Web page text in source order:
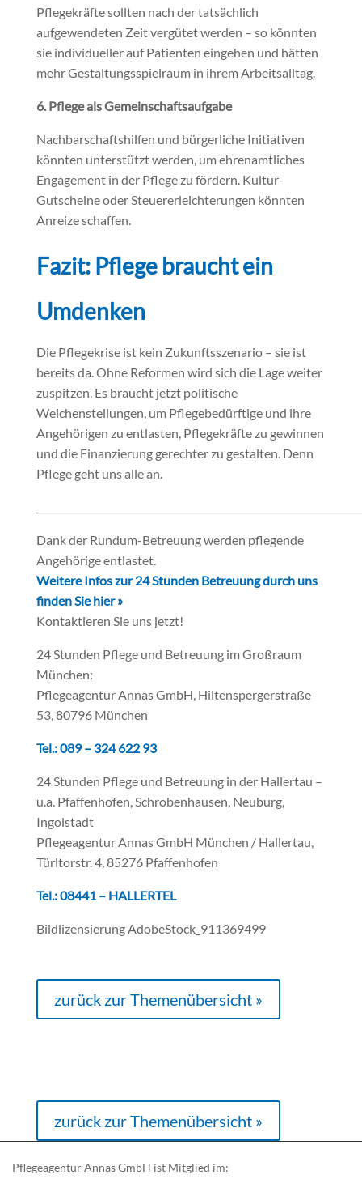
Pflegekräfte sollten nach der tatsächlich
aufgewendeten Zeit vergütet werden – so könnten
sie individueller auf Patienten eingehen und hätten
mehr Gestaltungsspielraum in ihrem Arbeitsalltag.
6. Pflege als Gemeinschaftsaufgabe
Nachbarschaftshilfen und bürgerliche Initiativen
könnten unterstützt werden, um ehrenamtliches
Engagement in der Pflege zu fördern. Kultur-
Gutscheine oder Steuererleichterungen könnten
Anreize schaffen.
Fazit: Pflege braucht ein
Umdenken
Die Pflegekrise ist kein Zukunftsszenario – sie ist
bereits da. Ohne Reformen wird sich die Lage weiter
zuspitzen. Es braucht jetzt politische
Weichenstellungen, um Pflegebedürftige und ihre
Angehörigen zu entlasten, Pflegekräfte zu gewinnen
und die Finanzierung gerechter zu gestalten. Denn
Pflege geht uns alle an.
Dank der Rundum-Betreuung werden pflegende
Angehörige entlastet.
Weitere Infos zur 24 Stunden Betreuung durch uns
finden Sie hier »
Kontaktieren Sie uns jetzt!
24 Stunden Pflege und Betreuung im Großraum
München:
Pflegeagentur Annas GmbH, Hiltenspergerstraße
53, 80796 München
Tel.: 089 – 324 622 93
24 Stunden Pflege und Betreuung in der Hallertau –
u.a. Pfaffenhofen, Schrobenhausen, Neuburg,
Ingolstadt
Pflegeagentur Annas GmbH München / Hallertau,
Türltorstr. 4, 85276 Pfaffenhofen
Tel.: 08441 – HALLERTEL
Bildlizensierung AdobeStock_911369499
zurück zur Themenübersicht »
zurück zur Themenübersicht »
Pflegeagentur Annas GmbH ist Mitglied im: